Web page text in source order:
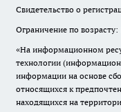
Свидетельство о
Ограничение по возрасту:
«На информационном
технологии
информации на основе
относящихся к
находящихся на